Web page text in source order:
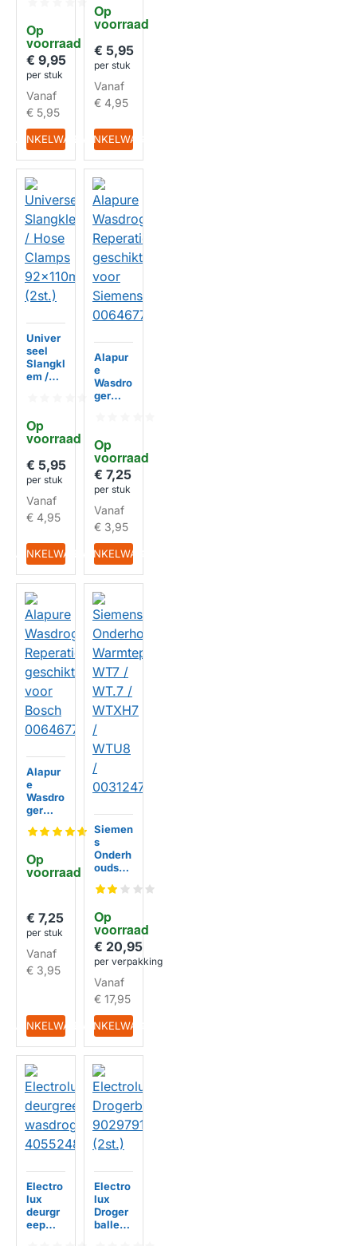
HUISMERK
Op
voorraad
25014
Vaatwa
sser
€ 9,95
per stuk
Vanaf
€ 5,95
IN WINKELWAGEN
HUISMERK
Op
voorraad
0mm
(2st.)
€ 5,95
per stuk
Vanaf
€ 4,95
IN WINKELWAGEN
HUISMERK
Op
voorraad
Univer
seel
Slangkl
em /
mm
(2st.)
€ 5,95
per stuk
Vanaf
€ 4,95
IN WINKELWAGEN
HUISMERK
Op
voorraad
Alapur
e
Wasdro
ger
kt voor
Siemen
s
00646
776
€ 7,25
per stuk
Vanaf
€ 3,95
IN WINKELWAGEN
Op
voorraad
Alapur
e
Wasdro
ger
tieset
kt voor
Bosch
€ 7,25
per stuk
Vanaf
€ 3,95
IN WINKELWAGEN
Op
voorraad
Siemen
s
Onderh
oudsse
Warmt
droger
WT7 /
WT.7 /
WTXH
7 /
WTU8 /
003124
€ 20,95
per verpakking
Vanaf
€ 17,95
IN WINKELWAGEN
Electro
lux
deurgr
eep
Electro
lux
Droger
ballen